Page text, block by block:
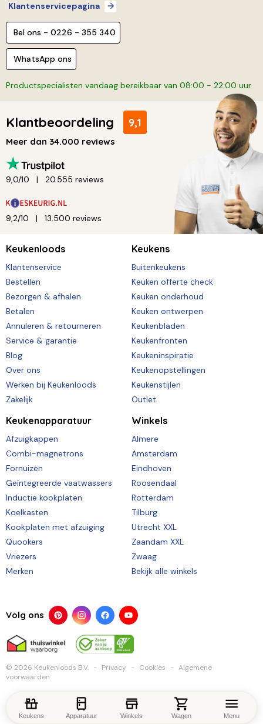
Keukens Apparatuur Winkels Wagen Menu
Klantenservicepagina
Bel ons - 0226 - 355 340
WhatsApp ons
Productspecialisten vandaag bereikbaar van 08:00 - 22:00 uur
Klantbeoordeling 9,1
Meer dan 34.000 reviews
9,0/10 20.555 reviews
9,2/10 13.500 reviews
Keukenloods
Klantenservice
Bestellen
Bezorgen & afhalen
Betalen
Annuleren & retourneren
Service & garantie
Blog
Over ons
Werken bij Keukenloods
Zakelijk
Keukens
Buitenkeukens
Keuken offerte check
Keuken onderhoud
Keuken ontwerpen
Keukenbladen
Keukenfronten
Keukeninspiratie
Keukenopstellingen
Keukenstijlen
Outlet
Keukenapparatuur
Afzuigkappen
Combi-magnetrons
Fornuizen
Geïntegreerde vaatwassers
Inductie kookplaten
Koelkasten
Kookplaten met afzuiging
Quookers
Vriezers
Merken
Winkels
Almere
Amsterdam
Eindhoven
Roosendaal
Rotterdam
Tilburg
Utrecht XXL
Zaandam XXL
Zwaag
Bekijk alle winkels
Volg ons
© 2026 Keukenloods B.V. Privacy Cookies
Algemene
voorwaarden